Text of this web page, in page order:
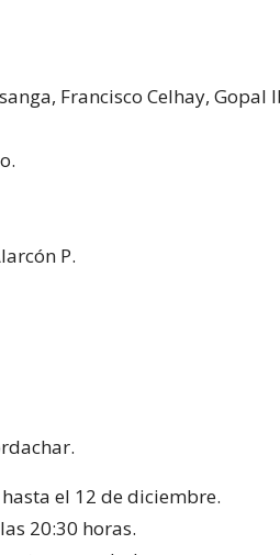
Francisco Celhay, Gopal
P.
el 12 de diciembre.
20:30 horas.